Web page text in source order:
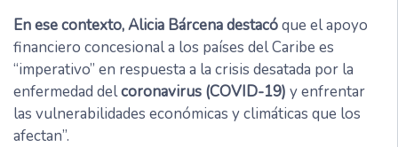
En ese contexto, Alicia Bárcena destacóque el apoyo
financiero concesional a los países del Caribe es
“imperativo” en respuesta a la crisis desatada por la
enfermedad delcoronavirus (COVID-19) y enfrentar
las vulnerabilidades económicas y climáticas que los
afectan”.